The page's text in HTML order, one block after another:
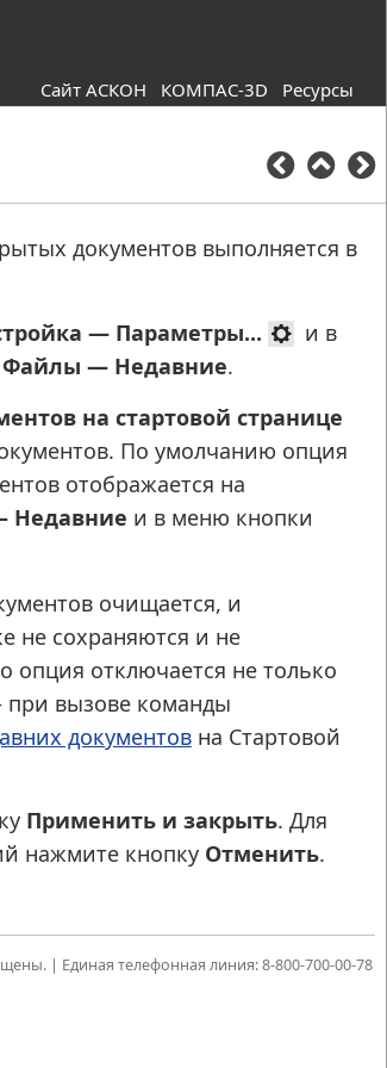
Сайт АСКОН КОМПАС-3D Ресурсы
документов выполняется в
— Параметры...
и в
— Недавние.
на стартовой странице
По умолчанию опция
отображается на
Недавние и в меню кнопки
очищается, и
не сохраняются и не
опция отключается не только
вызове команды
документовна Стартовой
Применить и закрыть. Для
нажмите кнопку Отменить.
| Единая телефонная линия: 8-800-700-00-78